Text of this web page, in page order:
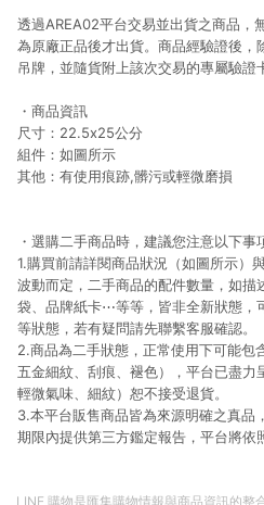
透過AREA02平台交易並出貨之商品，
為原廠正品後才出貨。商品經驗證後，
吊牌，並隨貨附上該次交易的專屬驗證
・商品資訊
尺寸：22.5x25公分
組件：如圖所示
其他：有使用痕跡,髒污或輕微磨損
・選購二手商品時，建議您注意以下事
1.購買前請詳閱商品狀況（如圖所示）
波動而定，二手商品的配件數量，如
袋、品牌紙卡⋯等等，皆非全新狀態
等狀態，若有疑問請先聯繫客服確認。
2.商品為二手狀態，正常使用下可能包
五金細紋、刮痕、褪色），平台已盡力
輕微氣味、細紋）恕不接受退貨。
3.本平台販售商品皆為來源明確之真品
期限內提供第三方鑑定報告，平台將依
LINE 購物是匯集購物情報與商品資訊的整